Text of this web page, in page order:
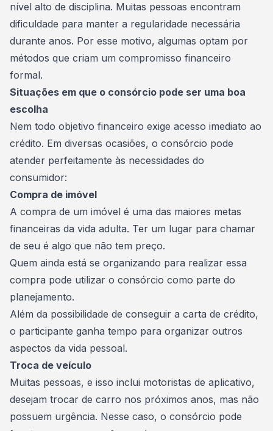
nível alto de disciplina. Muitas pessoas encontram
dificuldade para manter a regularidade necessária
durante anos. Por esse motivo, algumas optam por
métodos que criam um compromisso financeiro
formal.
Situações em que o consórcio pode ser uma boa
escolha
Nem todo objetivo financeiro exige acesso imediato ao
crédito. Em diversas ocasiões, o consórcio pode
atender perfeitamente às necessidades do
consumidor:
Compra de imóvel
A compra de um imóvel é uma das maiores metas
financeiras da vida adulta. Ter um lugar para chamar
de seu é algo que não tem preço.
Quem ainda está se organizando para realizar essa
compra pode utilizar o consórcio como parte do
planejamento.
Além da possibilidade de conseguir a carta de crédito,
o participante ganha tempo para organizar outros
aspectos da vida pessoal.
Troca de veículo
Muitas pessoas, e isso inclui motoristas de aplicativo,
desejam trocar de carro nos próximos anos, mas não
possuem urgência. Nesse caso, o consórcio pode